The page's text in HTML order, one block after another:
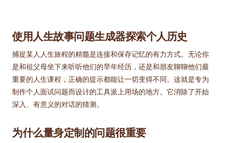
使用人生故事问题生成器探索个人历史
捕捉某人人生旅程的精髓是连接和保存记忆的有力方式。无论你
是和祖父母坐下来听听他们的早年经历，还是和朋友聊聊他们最
重要的人生课程，正确的提示都能让一切变得不同。这就是专为
制作个人面试问题而设计的工具派上用场的地方。它消除了开始
深入、有意义的对话的猜测。
为什么量身定制的问题很重要